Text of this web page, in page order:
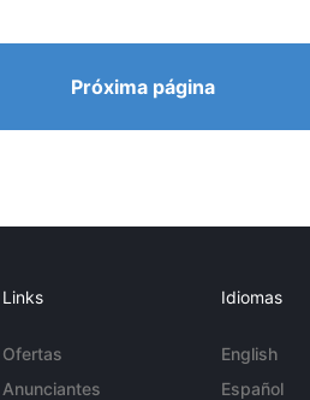
Próxima página
Links
Ofertas
Anunciantes
Idiomas
English
Español